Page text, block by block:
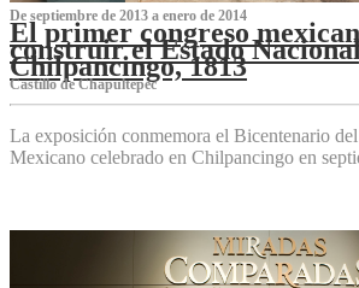
De septiembre de 2013 a enero de 2014
El primer congreso
construir el Estado
Chilpancingo, 1813
Castillo de Chapultepec
La exposición conmemora el Bicentenario
Mexicano celebrado en Chilpancingo en